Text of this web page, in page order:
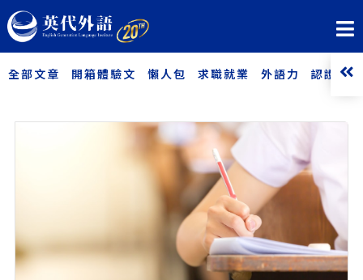
全部文章 開箱體驗文 懶人包 求職就業 外語力 認證考試